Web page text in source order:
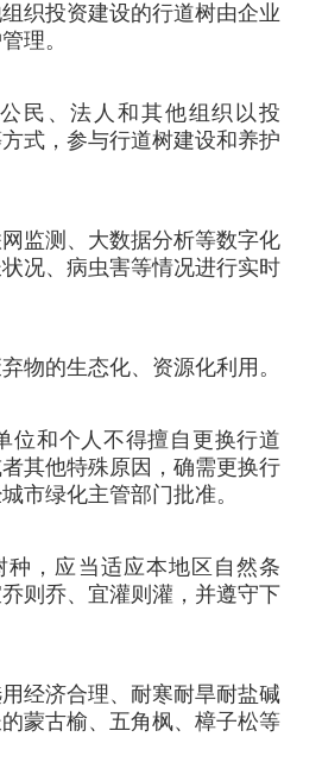
织投资建设的行道树由企业
理。
民、法人和其他组织以投
式，参与行道树建设和养护
监测、大数据分析等数字化
况、病虫害等情况进行实时
物的生态化、资源化利用。
位和个人不得擅自更换行道
其他特殊原因，确需更换行
市绿化主管部门批准。
种，应当适应本地区自然条
则乔、宜灌则灌，并遵守下
用经济合理、耐寒耐旱耐盐碱
蒙古榆、五角枫、樟子松等